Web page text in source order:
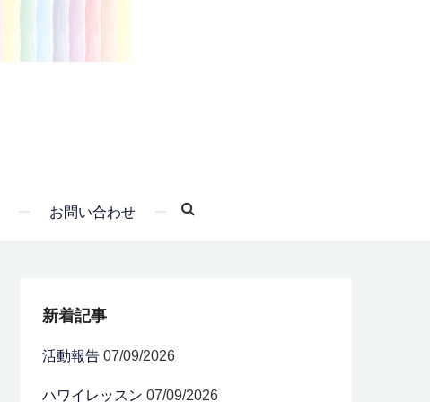
お問い合わせ
新着記事
活動報告 07/09/2026
ハワイレッスン 07/09/2026